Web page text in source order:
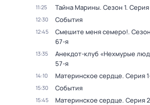
11:25 Тайна Марины. Сезон 1.
12:30 События
12:45 Смешите меня семеро!.
67-я
13:35 Анекдот-клуб «Нехмурые
57-я
14:10 Материнское сердце. Серия
15:30 События
15:45 Материнское сердце. Серия